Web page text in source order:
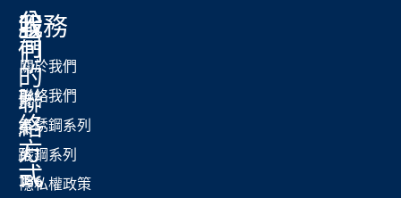
公
司
紫
東
路
186
我
們
的
聯
絡
方
式
服務
關於我們
聯絡我們
不銹鋼系列
碳鋼系列
隱私權政策